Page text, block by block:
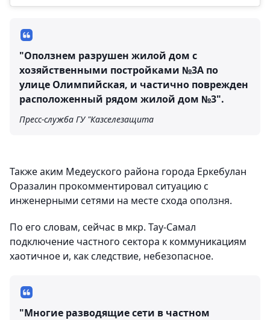
"Оползнем разрушен жилой дом с
хозяйственными постройками №3А по
улице Олимпийская, и частично поврежден
расположенный рядом жилой дом №3".
Пресс-служба ГУ "Казселезащита
Также аким Медеуского района города Еркебулан
Оразалин прокомментировал ситуацию с
инженерными сетями на месте схода оползня.
По его словам, сейчас в мкр. Тау-Самал
подключение частного сектора к коммуникациям
хаотичное и, как следствие, небезопасное.
"Многие разводящие сети в частном